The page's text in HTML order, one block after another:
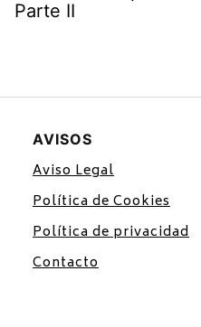
Parte II
AVISOS
Aviso Legal
Política de Cookies
Política de privacidad
Contacto